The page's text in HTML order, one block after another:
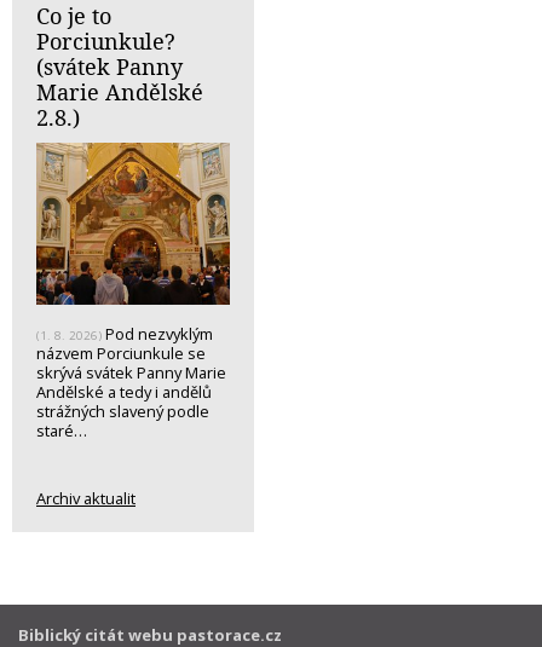
Co je to
Porciunkule?
(svátek Panny
Marie Andělské
2.8.)
(1. 8. 2026) Pod nezvyklým
názvem Porciunkule se
skrývá svátek Panny Marie
Andělské a tedy i andělů
strážných slavený podle
staré…
Archiv aktualit
Biblický citát webu pastorace.cz